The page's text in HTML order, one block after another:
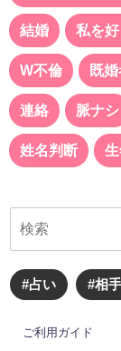
結婚 私を
W不倫 既
連絡 脈ナシ
姓名判断
#占い #相
ご利用ガイド